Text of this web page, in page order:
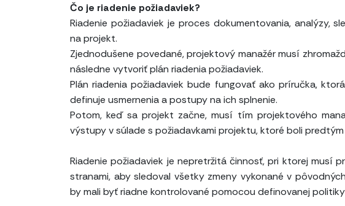
Čo je riadenie požiadaviek?
Riadenie požiadaviek je proces dokumentovania, analýzy,
na projekt.
Zjednodušene povedané, projektový manažér musí
následne vytvoriť plán riadenia požiadaviek.
Plán riadenia požiadaviek bude fungovať ako príručka,
definuje usmernenia a postupy na ich splnenie.
Potom, keď sa projekt začne, musí tím projektového
výstupy v súlade s požiadavkami projektu, ktoré boli
Riadenie požiadaviek je nepretržitá činnosť, pri ktorej musí
stranami, aby sledoval všetky zmeny vykonané v
by mali byť riadne kontrolované pomocou definovanej politiky